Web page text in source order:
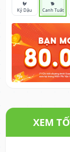
🐓
Kỷ Dậu
🐕
Canh Tuất
XEM